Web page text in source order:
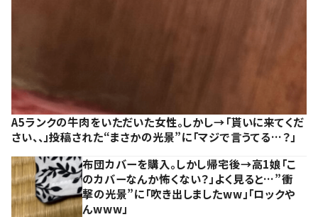
A5ランクの牛肉をいただいた女性。しかし→「貰いに来てくだ
さい、、」投稿された“まさかの光景”に「マジで言うてる…？」
布団カバーを購入。しかし帰宅後→高1娘「こ
のカバーなんか怖くない？」よく見ると…”衝
撃の光景”に「吹き出しましたww」「ロックや
んwww」